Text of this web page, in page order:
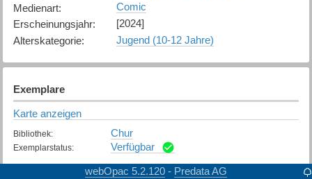
Medienart:
Comic
Erscheinungsjahr:
[2024]
Alterskategorie: Jugend (10-12 Jahre)
Exemplare
Karte anzeigen
Bibliothek: Chur
Exemplarstatus: Verfügbar
webOpac 5.2.120 - Predata AG